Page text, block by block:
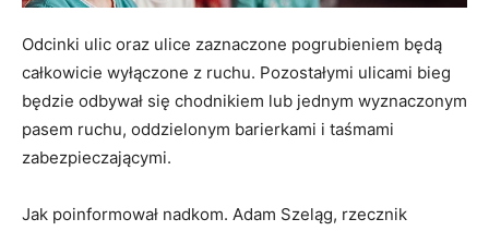
Odcinki ulic oraz ulice zaznaczone pogrubieniem będą
całkowicie wyłączone z ruchu. Pozostałymi ulicami bieg
będzie odbywał się chodnikiem lub jednym wyznaczonym
pasem ruchu, oddzielonym barierkami i taśmami
zabezpieczającymi.
Jak poinformował nadkom. Adam Szeląg, rzecznik